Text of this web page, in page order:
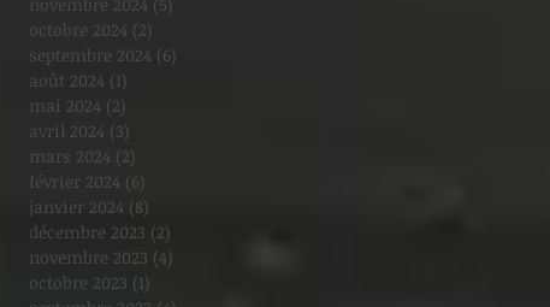
novembre 2024 (5)
octobre 2024 (2)
septembre 2024 (6)
août 2024 (1)
mai 2024 (2)
avril 2024 (3)
mars 2024 (2)
février 2024 (6)
janvier 2024 (8)
décembre 2023 (2)
novembre 2023 (4)
octobre 2023 (1)